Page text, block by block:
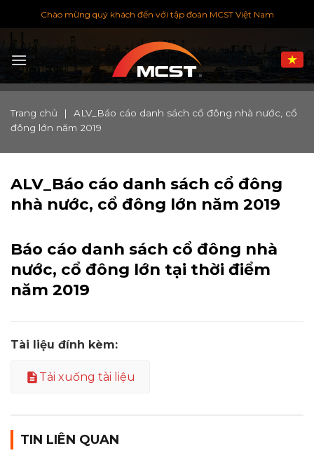
đến
nội
dung
Chào mừng quý khách đến với tập đoàn MCST Việt Nam
Trang chủ |
ALV_Báo cáo danh sách cổ đông nhà nước, cổ
đông lớn năm 2019
ALV_Báo cáo danh sách cổ đông
nhà nước, cổ đông lớn năm 2019
Báo cáo danh sách cổ đông nhà
nước, cổ đông lớn tại thời điểm
năm 2019
Tài liệu đính kèm:
Tải xuống tài liệu
TIN LIÊN QUAN